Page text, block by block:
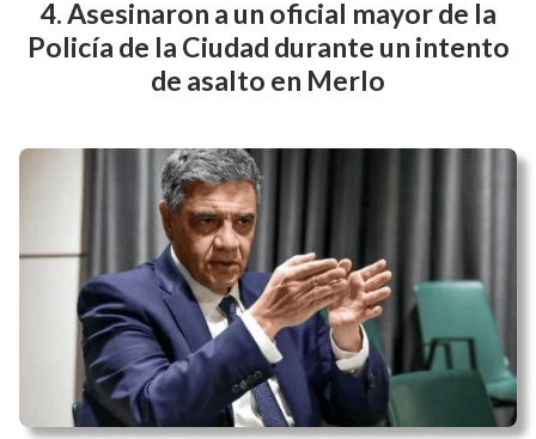
Asesinaron a un oficial mayor de la
Policía de la Ciudad durante un intento
de asalto en Merlo